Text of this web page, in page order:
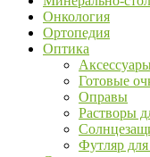
Онкология
Ортопедия
Оптика
Готовые
Оправы
Растворы
Футляр для